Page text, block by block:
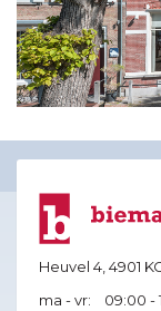
Heuvel 4, 4901
ma - vr: 09:00 -